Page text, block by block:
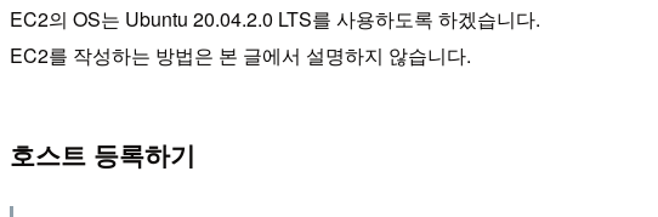
EC2의 OS는 Ubuntu 20.04.2.0 LTS를 사용하도록 하겠습니다.
EC2를 작성하는 방법은 본 글에서 설명하지 않습니다.
호스트 등록하기